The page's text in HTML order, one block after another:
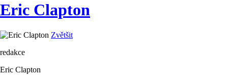
Eric Clapton
Zvětšit
redakce
Eric Clapton